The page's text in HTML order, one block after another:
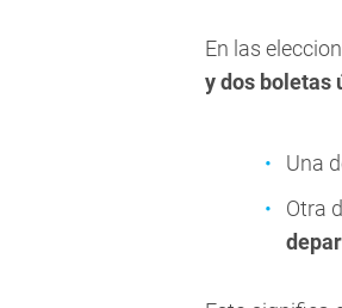
En las
y dos boletas
Una
Otra